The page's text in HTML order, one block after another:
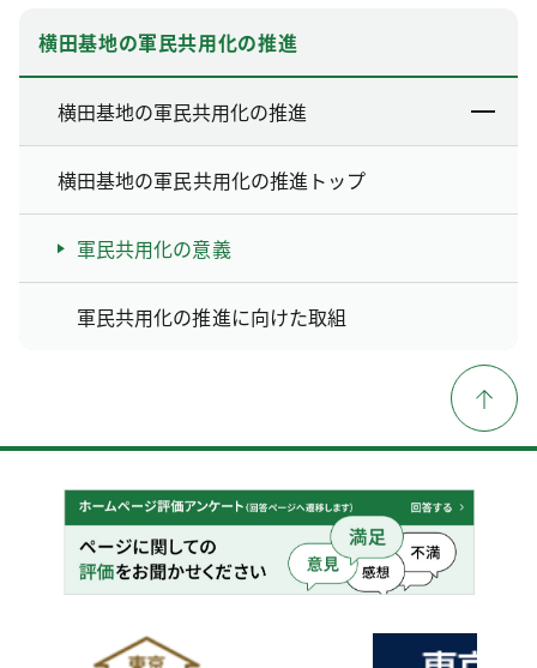
横田基地の軍民共用化の推進
横田基地の軍民共用化の推進
横田基地の軍民共用化の推進トップ
軍民共用化の意義
軍民共用化の推進に向けた取組